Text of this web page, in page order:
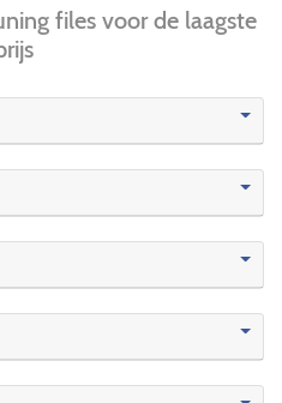
files voor de laagste